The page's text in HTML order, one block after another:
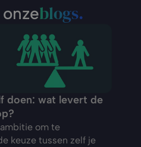
blogs.
doen: wat levert de
om te
keuze tussen zelf je